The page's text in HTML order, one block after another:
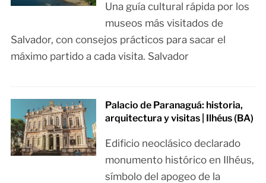
Una guía cultural rápida por los
museos más visitados de
Salvador, con consejos prácticos para sacar el
máximo partido a cada visita. Salvador
Palacio de Paranaguá: historia,
arquitectura y visitas | Ilhéus (BA)
Edificio neoclásico declarado
monumento histórico en Ilhéus,
símbolo del apogeo de la